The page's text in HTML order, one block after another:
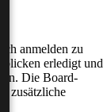
anmelden zu
erledigt und
Die Board-
zusätzliche